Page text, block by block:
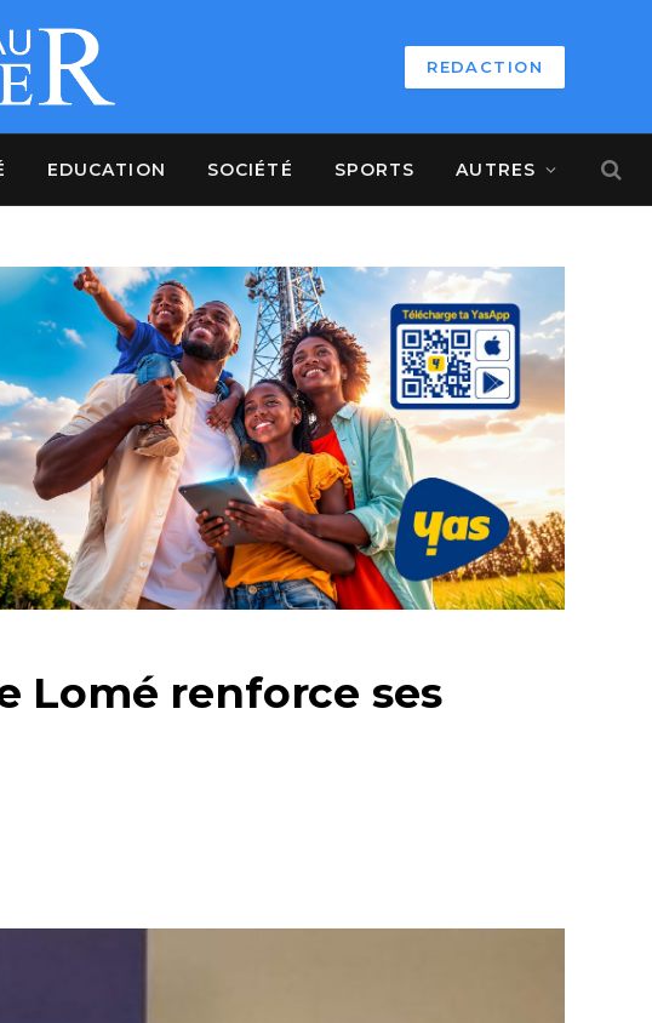
REDACTION
EDUCATION SOCIÉTÉ SPORTS AUTRES
Lomé renforce ses